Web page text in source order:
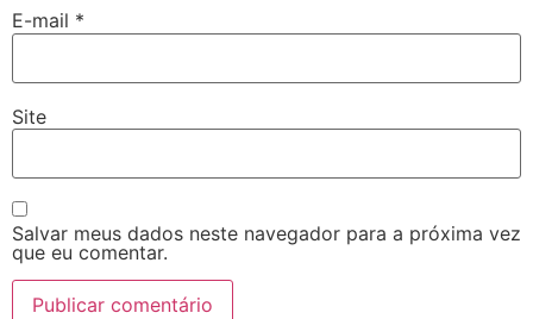
E-mail *
Site
Salvar meus dados neste navegador para a próxima vez
que eu comentar.